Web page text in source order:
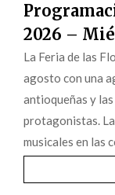
2026 –
La Feria de las
agosto con una
antioqueñas y
protagonistas.
musicales en las